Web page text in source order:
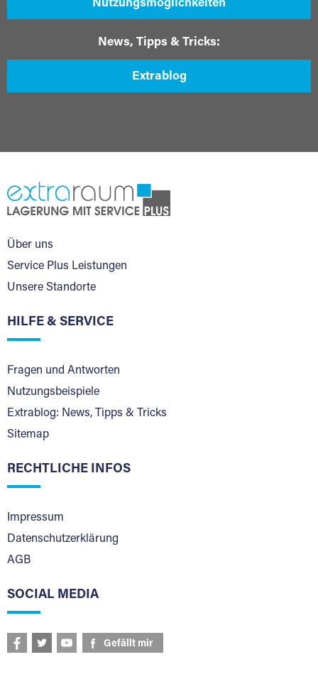
Nutzungsmöglichkeiten
News, Tipps & Tricks:
Extrablog
Über uns
Service Plus Leistungen
Unsere Standorte
HILFE & SERVICE
Fragen und Antworten
Nutzungsbeispiele
Extrablog: News, Tipps & Tricks
Sitemap
RECHTLICHE INFOS
Impressum
Datenschutzerklärung
AGB
SOCIAL MEDIA
Gefällt mir